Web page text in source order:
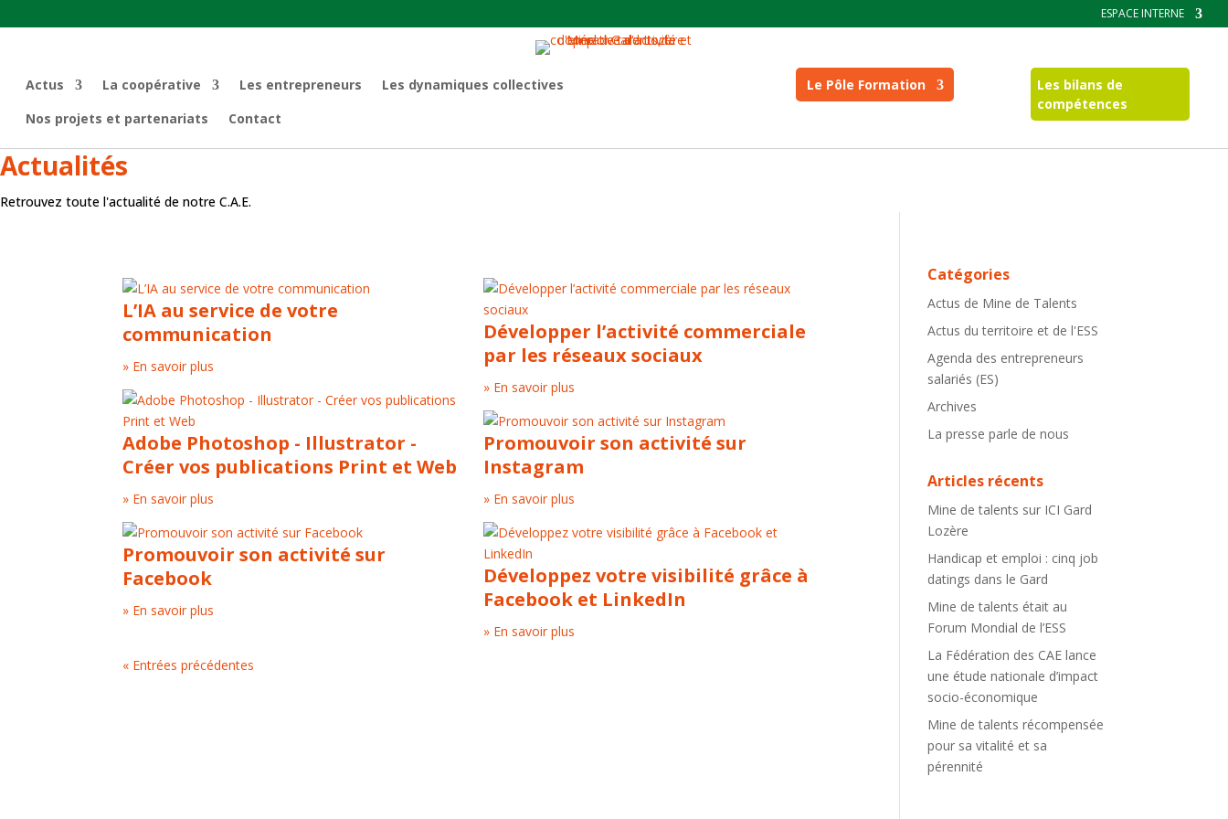
ESPACE INTERNE
Actus La coopérative Les entrepreneurs
Les dynamiques collectives
Nos projets et partenariats
Contact
Le Pôle Formation
Les bilans de
compétences
Actualités
Retrouvez toute l'actualité de notre C.A.E.
L’IA au service de votre
communication
» En savoir plus
Développer l’activité commerciale
par les réseaux sociaux
» En savoir plus
Adobe Photoshop - Illustrator -
Créer vos publications Print et Web
» En savoir plus
Promouvoir son activité sur
Instagram
» En savoir plus
Promouvoir son activité sur
Facebook
» En savoir plus
Développez votre visibilité grâce à
Facebook et LinkedIn
» En savoir plus
« Entrées précédentes
Catégories
Actus de Mine de Talents
Actus du territoire et de l'ESS
Agenda des entrepreneurs
salariés (ES)
Archives
La presse parle de nous
Articles récents
Mine de talents sur ICI Gard
Lozère
Handicap et emploi : cinq job
datings dans le Gard
Mine de talents était au
Forum Mondial de l’ESS
La Fédération des CAE lance
une étude nationale d’impact
socio-économique
Mine de talents récompensée
pour sa vitalité et sa
pérennité